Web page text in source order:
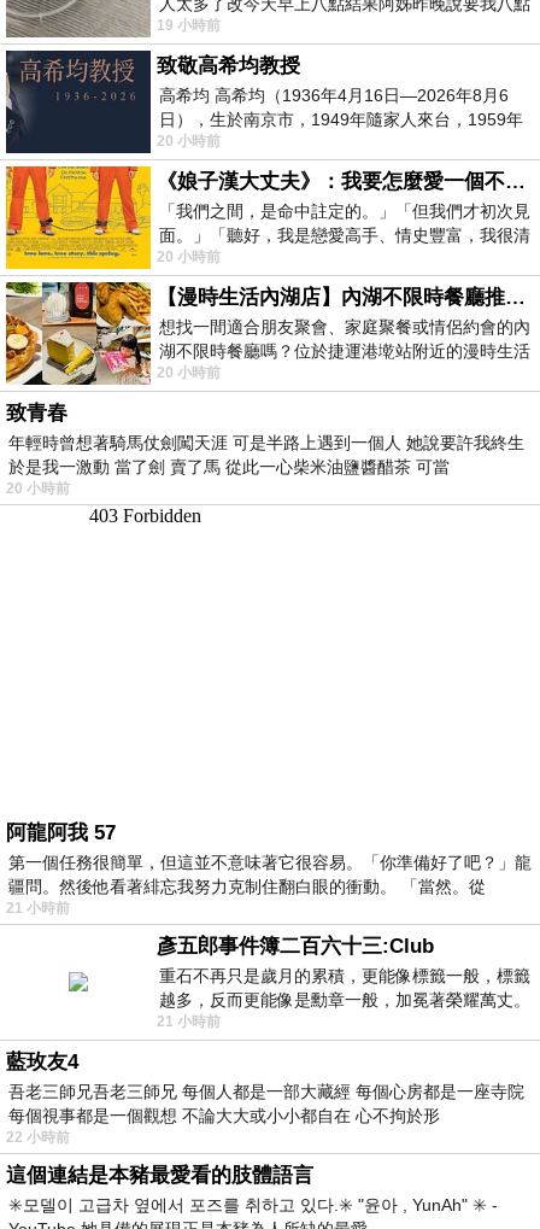
去西螺農會~回到莿桐都8點半多了
19 小時前
致敬高希均教授
高希均 高希均（1936年4月16日—2026年8月6
日），生於南京市，1949年隨家人來台，1959年
赴美深造並取得經濟發展博士學位。曾任
20 小時前
《娘子漢大丈夫》：我要怎麼愛一個不存在的人？
「我們之間，是命中註定的。」「但我們才初次見
面。」「聽好，我是戀愛高手、情史豐富，我很清
楚這種感覺，你我之間的那種感覺，現
20 小時前
【漫時生活內湖店】內湖不限時餐廳推薦｜捷運港墘站美食，聚餐、約會、家庭聚會首選，正餐甜點一次滿足
想找一間適合朋友聚會、家庭聚餐或情侶約會的內
湖不限時餐廳嗎？位於捷運港墘站附近的漫時生活
內湖店，從捷運站步行約4分鐘即可抵
20 小時前
致青春
年輕時曾想著騎馬仗劍闖天涯 可是半路上遇到一個人 她說要許我終生
於是我一激動 當了劍 賣了馬 從此一心柴米油鹽醬醋茶 可當
20 小時前
阿龍阿我 57
第一個任務很簡單，但這並不意味著它很容易。「你準備好了吧？」龍
疆問。然後他看著緋忘我努力克制住翻白眼的衝動。 「當然。從
21 小時前
彥五郎事件簿二百六十三:Club
重石不再只是歲月的累積，更能像標籤一般，標籤
越多，反而更能像是勳章一般，加冕著榮耀萬丈。
習慣一如縱容，成了再難輕輕放下的罪證
21 小時前
藍玫友4
吾老三師兄吾老三師兄 每個人都是一部大藏經 每個心房都是一座寺院
每個視事都是一個觀想 不論大大或小小都自在 心不拘於形
22 小時前
這個連結是本豬最愛看的肢體語言
✳️모델이 고급차 옆에서 포즈를 취하고 있다.✳️ "윤아 , YunAh" ✳️ -